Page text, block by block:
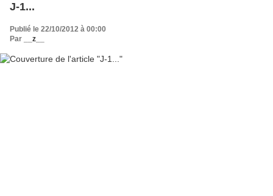
J-1...
Publié le 22/10/2012 à 00:00
Par
__z__